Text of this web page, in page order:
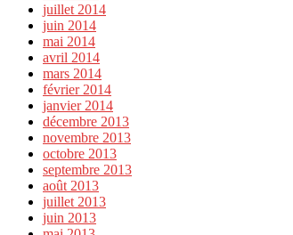
juillet 2014
juin 2014
mai 2014
avril 2014
mars 2014
février 2014
janvier 2014
décembre 2013
novembre 2013
octobre 2013
septembre 2013
août 2013
juillet 2013
juin 2013